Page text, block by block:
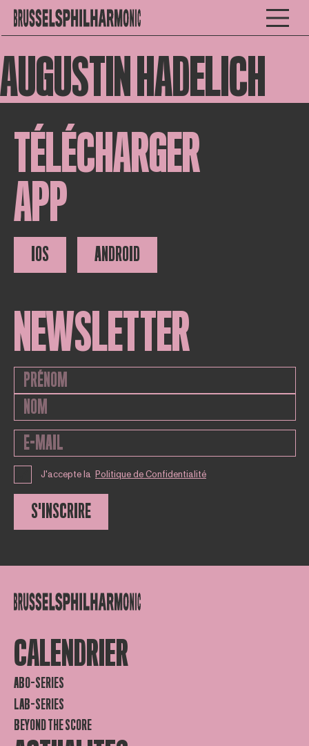
AUGUSTIN HADELICH
TÉLÉCHARGER
APP
IOS ANDROID
NEWSLETTER
J'accepte la Politique de Confidentialité
S'INSCRIRE
CALENDRIER
ABO-SERIES
LAB-SERIES
BEYOND THE SCORE